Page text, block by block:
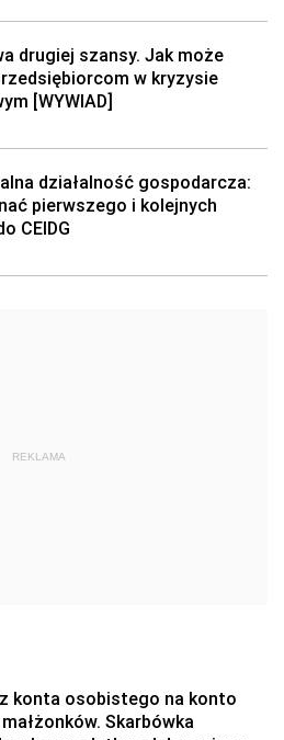
drugiej szansy. Jak może
w kryzysie
[WYWIAD]
działalność gospodarcza:
pierwszego i kolejnych
CEIDG
REKLAMA
konta osobistego na konto
Skarbówka